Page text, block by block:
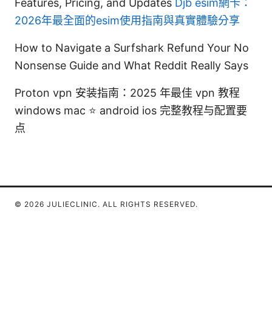
2026年最全面的esim使用指南與真實體驗分享
How to Navigate a Surfshark Refund Your No
Nonsense Guide and What Reddit Really Says
Proton vpn 安装指南：2025 年最佳 vpn 教程
windows mac ⭐ android ios 完整教程与配置要
点
© 2026 JULIECLINIC. ALL RIGHTS RESERVED.